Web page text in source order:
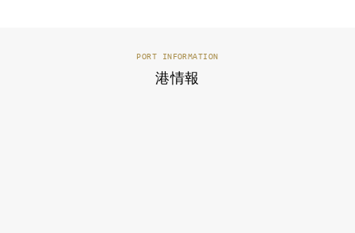
PORT INFORMATION
港情報